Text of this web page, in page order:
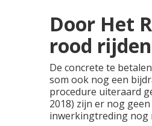
Door Het
rood
De concrete te
som ook nog een
procedure uiteraard
2018) zijn er nog
inwerkingtreding nog